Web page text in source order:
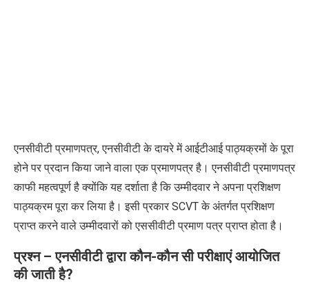
एनसीवीटी प्रमाणपत्र,एनसीवीटी के दायरे में आईटीआई पाठ्यक्रमों के पूरा
होने पर प्रदान किया जाने वाला एक प्रमाणपत्र है। एनसीवीटी प्रमाणपत्र
काफी महत्वपूर्ण है क्योंकि यह दर्शाता है कि उम्मीदवार ने अपना प्रशिक्षण
पाठ्यक्रम पूरा कर लिया है। इसी प्रकार SCVTके अंतर्गत प्रशिक्षण
प्राप्त करने वाले उम्मीदवारों को एससीवीटी प्रमाण पत्र प्राप्त होता है।
प्रश्न – एनसीवीटी द्वारा कौन-कौन सी परीक्षाएं आयोजित
की जाती है?